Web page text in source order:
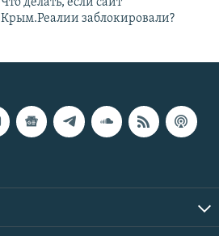
Что делать, если сайт
Крым.Реалии заблокировали?